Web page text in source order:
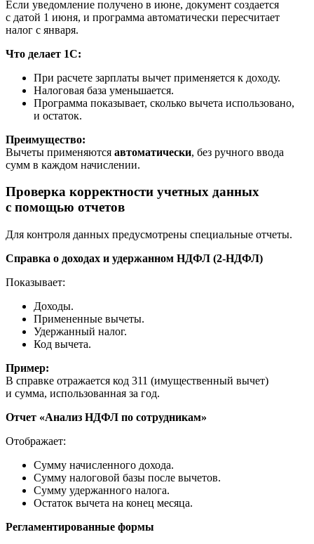
Если уведомление получено в июне, документ создается
с датой 1 июня, и программа автоматически пересчитает
налог с января.
Что делает 1С:
При расчете зарплаты вычет применяется к доходу.
Налоговая база уменьшается.
Программа показывает, сколько вычета использовано,
и остаток.
Преимущество:
Вычеты применяются автоматически, без ручного ввода
сумм в каждом начислении.
Проверка корректности учетных данных
с помощью отчетов
Для контроля данных предусмотрены специальные отчеты.
Справка о доходах и удержанном НДФЛ (2-НДФЛ)
Показывает:
Доходы.
Примененные вычеты.
Удержанный налог.
Код вычета.
Пример:
В справке отражается код 311 (имущественный вычет)
и сумма, использованная за год.
Отчет «Анализ НДФЛ по сотрудникам»
Отображает:
Сумму начисленного дохода.
Сумму налоговой базы после вычетов.
Сумму удержанного налога.
Остаток вычета на конец месяца.
Регламентированные формы